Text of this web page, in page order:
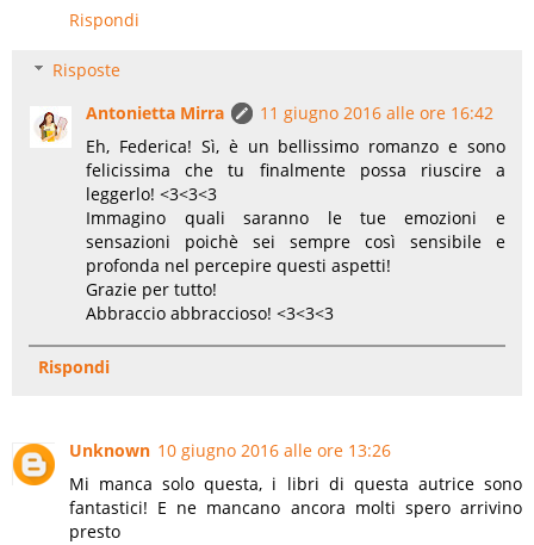
Rispondi
Risposte
Antonietta Mirra
11 giugno 2016 alle ore 16:42
Eh, Federica! Sì, è un bellissimo romanzo e sono
felicissima che tu finalmente possa riuscire a
leggerlo! <3<3<3
Immagino quali saranno le tue emozioni e
sensazioni poichè sei sempre così sensibile e
profonda nel percepire questi aspetti!
Grazie per tutto!
Abbraccio abbraccioso! <3<3<3
Rispondi
Unknown 10 giugno 2016 alle ore 13:26
Mi manca solo questa, i libri di questa autrice sono
fantastici! E ne mancano ancora molti spero arrivino
presto